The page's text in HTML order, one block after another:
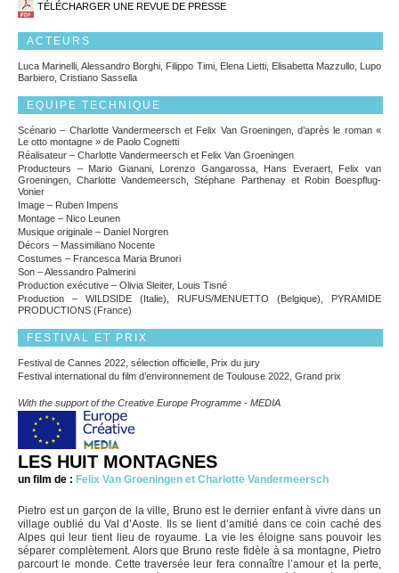
TÉLÉCHARGER UNE REVUE DE PRESSE
ACTEURS
Luca Marinelli, Alessandro Borghi, Filippo Timi, Elena Lietti, Elisabetta Mazzullo, Lupo
Barbiero, Cristiano Sassella
EQUIPE TECHNIQUE
Scénario – Charlotte Vandermeersch et Felix Van Groeningen, d’après le roman «
Le otto montagne » de Paolo Cognetti
Réalisateur – Charlotte Vandermeersch et Felix Van Groeningen
Producteurs – Mario Gianani, Lorenzo Gangarossa, Hans Everaert, Felix van
Groeningen, Charlotte Vandemeersch, Stéphane Parthenay et Robin Boespflug-
Vonier
Image – Ruben Impens
Montage – Nico Leunen
Musique originale – Daniel Norgren
Décors – Massimiliano Nocente
Costumes – Francesca Maria Brunori
Son – Alessandro Palmerini
Production exécutive – Olivia Sleiter, Louis Tisné
Production – WILDSIDE (Italie), RUFUS/MENUETTO (Belgique), PYRAMIDE
PRODUCTIONS (France)
FESTIVAL ET PRIX
Festival de Cannes 2022, sélection officielle, Prix du jury
Festival international du film d’environnement de Toulouse 2022, Grand prix
With the support of the Creative Europe Programme - MEDIA
LES HUIT MONTAGNES
un film de : Felix Van Groeningen et Charlotte Vandermeersch
Pietro est un garçon de la ville, Bruno est le dernier enfant à vivre dans un
village oublié du Val d’Aoste. Ils se lient d’amitié dans ce coin caché des
Alpes qui leur tient lieu de royaume. La vie les éloigne sans pouvoir les
séparer complètement. Alors que Bruno reste fidèle à sa montagne, Pietro
parcourt le monde. Cette traversée leur fera connaître l’amour et la perte,